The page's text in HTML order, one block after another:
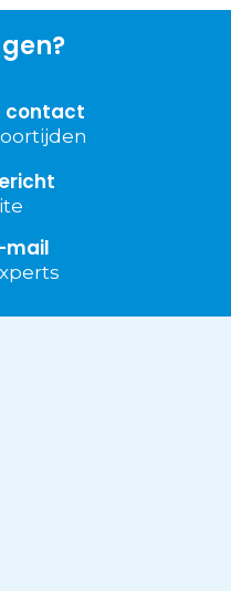
contact
mail